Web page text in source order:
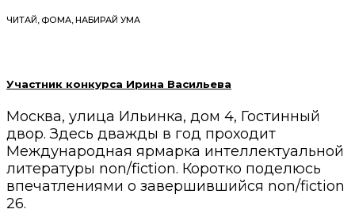
ЧИТАЙ, ФОМА, НАБИРАЙ УМА
Участник конкурса Ирина Васильева
Москва, улица Ильинка, дом 4, Гостинный
двор. Здесь дважды в год проходит
Международная ярмарка интеллектуальной
литературы non/fiction. Коротко поделюсь
впечатлениями о завершившийся non/fiction
26.